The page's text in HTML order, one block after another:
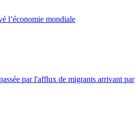
l’économie mondiale
par l'afflux de migrants arrivant par